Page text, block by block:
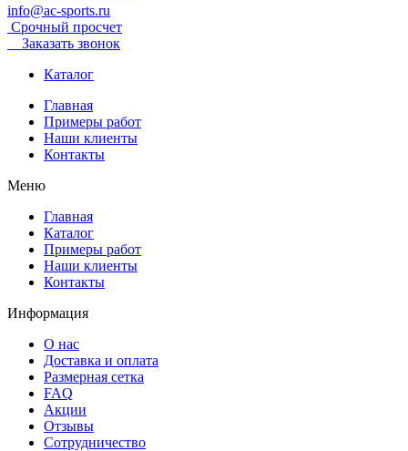
info@ac-sports.ru
Срочный просчет
Заказать звонок
Каталог
Главная
Примеры работ
Наши клиенты
Контакты
Меню
Главная
Каталог
Примеры работ
Наши клиенты
Контакты
Информация
О нас
Доставка и оплата
Размерная сетка
FAQ
Акции
Отзывы
Сотрудничество